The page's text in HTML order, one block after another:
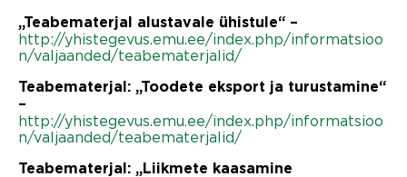
„Teabematerjal alustavale ühistule“ –
http://yhistegevus.emu.ee/index.php/informatsioo
n/valjaanded/teabematerjalid/
Teabematerjal: „Toodete eksport ja turustamine“
–
http://yhistegevus.emu.ee/index.php/informatsioo
n/valjaanded/teabematerjalid/
Teabematerjal: „Liikmete kaasamine